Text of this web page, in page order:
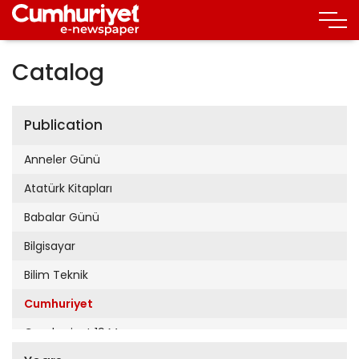
Catalog
Publication
Anneler Günü
Atatürk Kitapları
Babalar Günü
Bilgisayar
Bilim Teknik
Cumhuriyet
Cumhuriyet 19 Mayıs